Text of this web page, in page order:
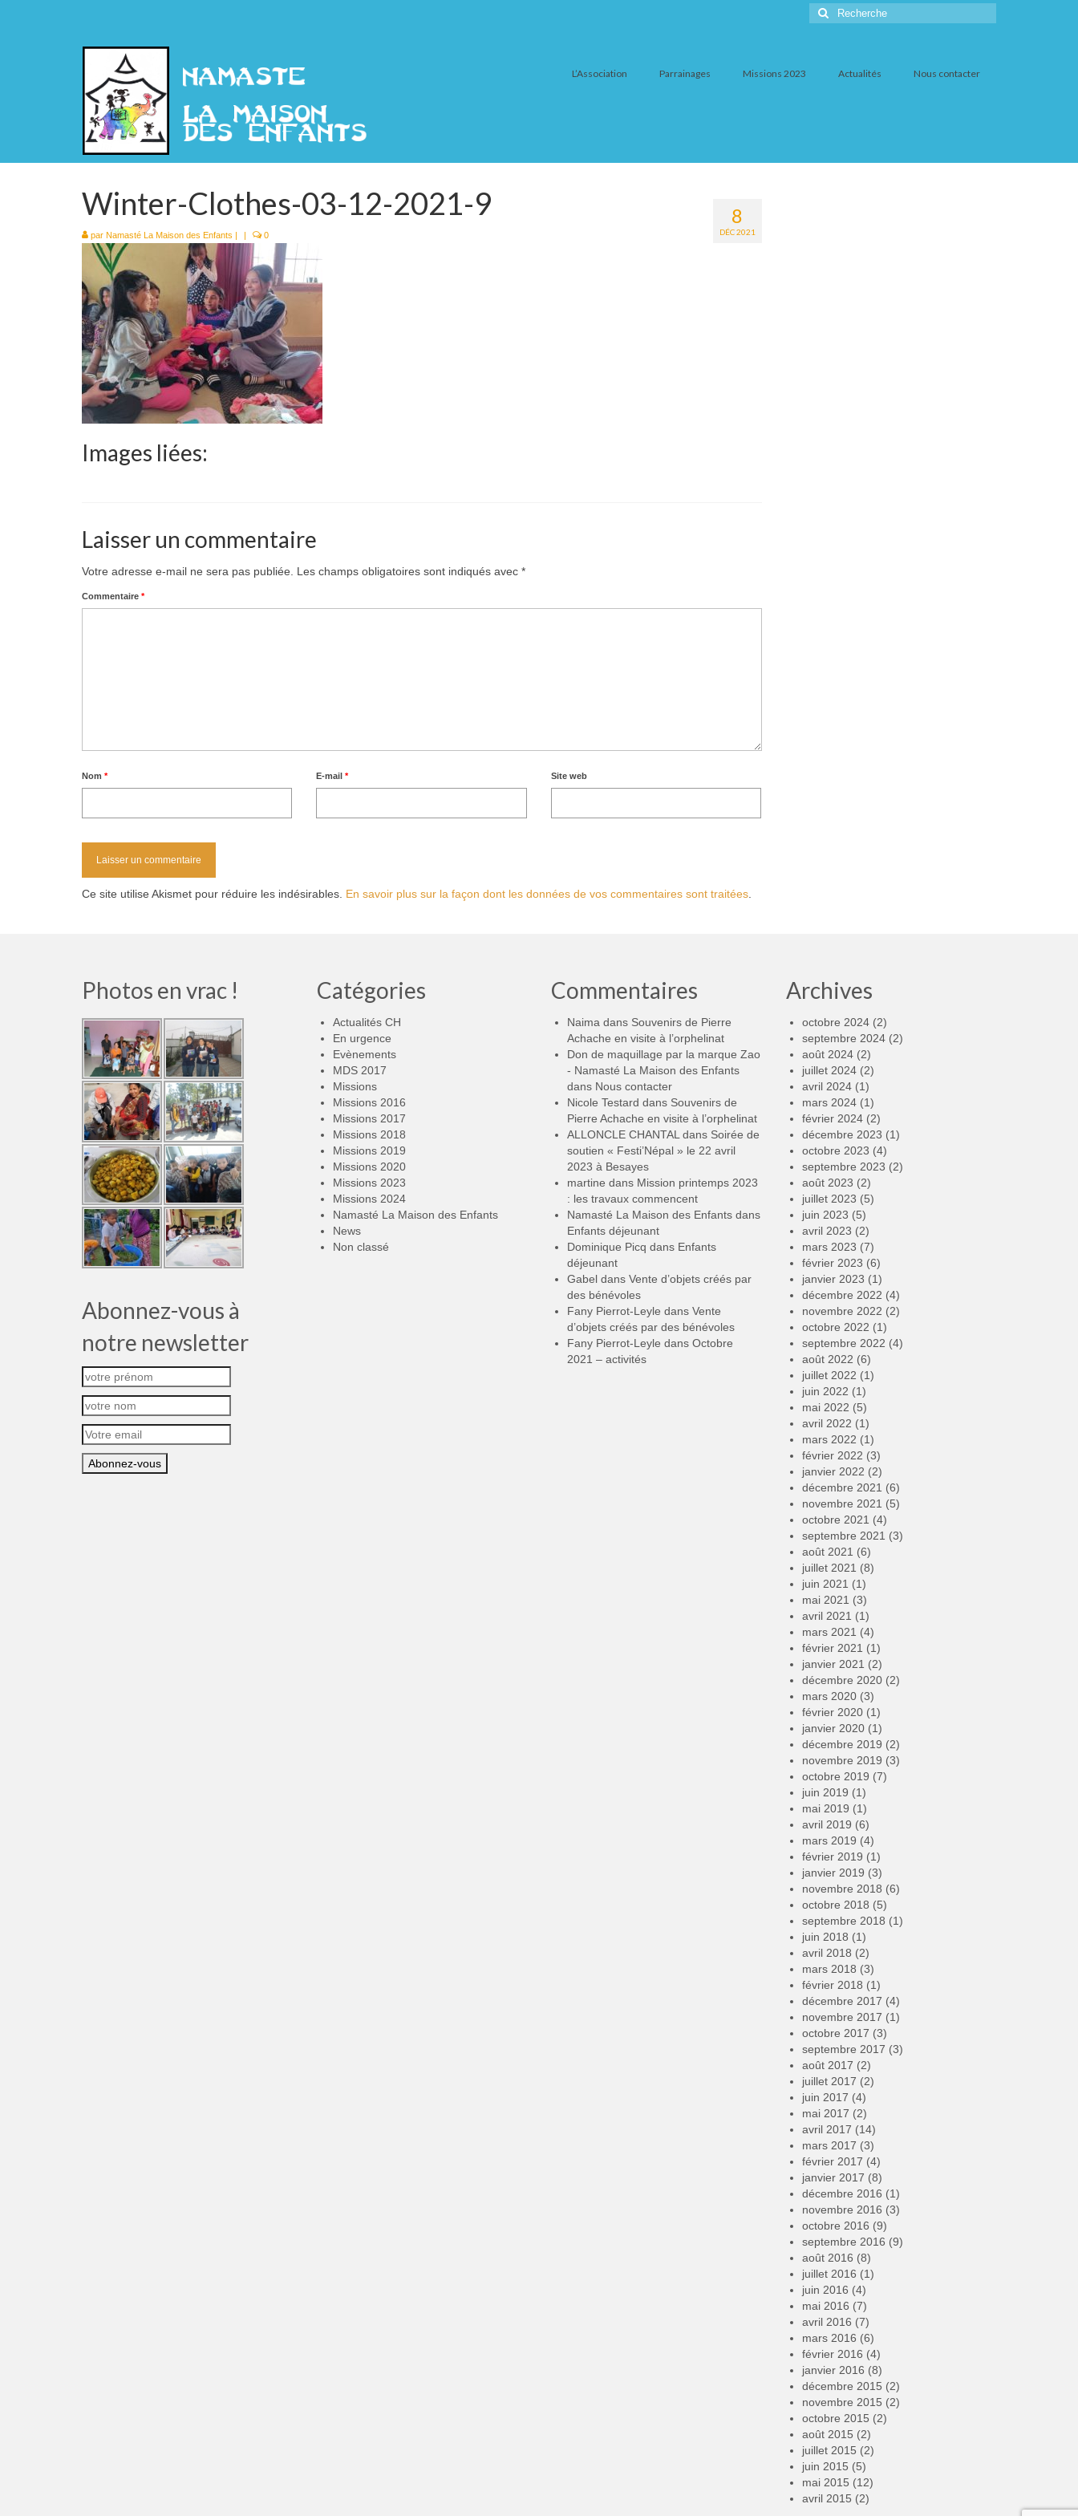
Rechercher
:
L’Association Parrainages Missions 2023 Actualités Nous contacter
8
DÉC 2021
Winter-Clothes-03-12-2021-9
par Namasté La Maison des Enfants | | 0
Images liées:
Laisser un commentaire
Votre adresse e-mail ne sera pas publiée. Les champs obligatoires sont indiqués avec *
Commentaire *
Nom * E-mail* Site web
Ce site utilise Akismet pour réduire les indésirables. En savoir plus sur la façon dont les données de vos commentaires sont traitées
Photos en vrac !
Abonnez-vous à
notre newsletter
Catégories
Actualités CH
En urgence
Evènements
MDS 2017
Missions
Missions 2016
Missions 2017
Missions 2018
Missions 2019
Missions 2020
Missions 2023
Missions 2024
Namasté La Maison des Enfants
News
Non classé
Commentaires
Naima dans Souvenirs de Pierre
Achache en visite à l’orphelinat
Don de maquillage par la marque Zao
- Namasté La Maison des Enfants
dans Nous contacter
Nicole Testard dans Souvenirs de
Pierre Achache en visite à l’orphelinat
ALLONCLE CHANTAL dans Soirée de
soutien « Festi’Népal » le 22 avril
2023 à Besayes
martine dans Mission printemps 2023
: les travaux commencent
Namasté La Maison des Enfants dans
Enfants déjeunant
Dominique Picq dans Enfants
déjeunant
Gabel dans Vente d’objets créés par
des bénévoles
Fany Pierrot-Leyle dans Vente
d’objets créés par des bénévoles
Fany Pierrot-Leyle dans Octobre
2021 – activités
Archives
octobre 2024(2)
septembre 2024(2)
août 2024(2)
juillet 2024(2)
avril 2024(1)
mars 2024(1)
février 2024(2)
décembre 2023 (1)
octobre 2023 (4)
septembre 2023 (2)
août 2023 (2)
juillet 2023 (5)
juin 2023 (5)
avril 2023 (2)
mars 2023 (7)
février 2023 (6)
janvier 2023 (1)
décembre 2022 (4)
novembre 2022 (2)
octobre 2022 (1)
septembre 2022 (4)
août 2022 (6)
juillet 2022 (1)
juin 2022 (1)
mai 2022 (5)
avril 2022 (1)
mars 2022 (1)
février 2022 (3)
janvier 2022 (2)
décembre 2021 (6)
novembre 2021 (5)
octobre 2021 (4)
septembre 2021 (3)
août 2021 (6)
juillet 2021 (8)
juin 2021 (1)
mai 2021 (3)
avril 2021 (1)
mars 2021 (4)
février 2021 (1)
janvier 2021 (2)
décembre 2020(2)
mars 2020(3)
février 2020(1)
janvier 2020(1)
décembre 2019 (2)
novembre 2019 (3)
octobre 2019 (7)
juin 2019 (1)
mai 2019 (1)
avril 2019 (6)
mars 2019 (4)
février 2019 (1)
janvier 2019 (3)
novembre 2018 (6)
octobre 2018 (5)
septembre 2018 (1)
juin 2018 (1)
avril 2018 (2)
mars 2018 (3)
février 2018 (1)
décembre 2017 (4)
novembre 2017 (1)
octobre 2017 (3)
septembre 2017 (3)
août 2017 (2)
juillet 2017 (2)
juin 2017 (4)
mai 2017 (2)
avril 2017 (14)
mars 2017 (3)
février 2017 (4)
janvier 2017 (8)
décembre 2016 (1)
novembre 2016 (3)
octobre 2016 (9)
septembre 2016 (9)
août 2016 (8)
juillet 2016 (1)
juin 2016 (4)
mai 2016 (7)
avril 2016 (7)
mars 2016 (6)
février 2016 (4)
janvier 2016 (8)
décembre 2015 (2)
novembre 2015 (2)
octobre 2015 (2)
août 2015 (2)
juillet 2015 (2)
juin 2015 (5)
mai 2015 (12)
avril 2015 (2)